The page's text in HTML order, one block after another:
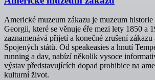
Americké muzeum zákazu je muzeum
Georgii, které se věnuje éře mezi lety 1850 a
zaznamenává přijetí a konečné zrušení
Spojených států. Od speakeasies a hnutí
running a dav, nabízí několik vysoce
výstav představujících dopad prohibice na
kulturní život.